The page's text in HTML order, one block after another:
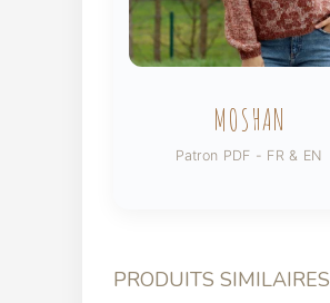
MOSHAN
Patron PDF - FR & EN
PRODUITS SIMILAIRES